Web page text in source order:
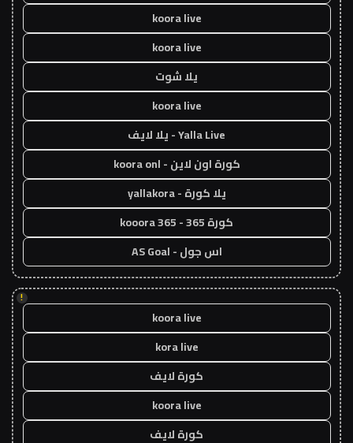
koora live
koora live
يلا شوت
koora live
Yalla Live - يلا لايف
كورة اون لاين - koora onl
يلا كورة - yallakora
كورة 365 - kooora 365
اس جول - AS Goal
!
koora live
kora live
كورة لايف
koora live
كورة لايف